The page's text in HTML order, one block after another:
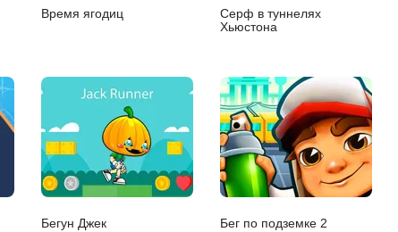
Время ягодиц
Серф в туннелях
Хьюстона
Бегун Джек Бег по подземке 2